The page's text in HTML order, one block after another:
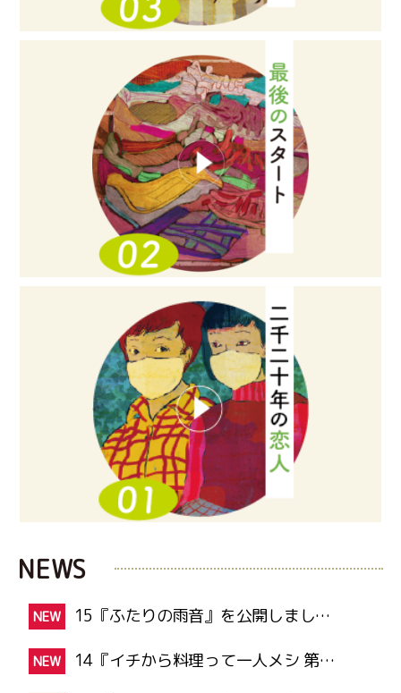
NEWS
NEW 15『ふたりの雨音』を公開しました！
NEW 14『イチから料理って一人メシ 第一話「み